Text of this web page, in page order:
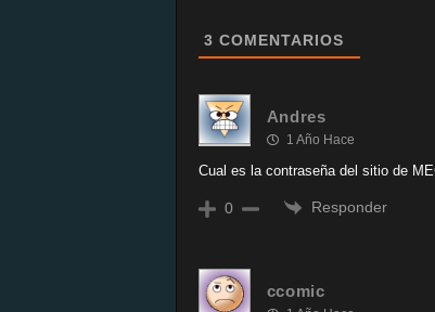
3 COMENTARIOS
Andres
1 Año Hace
Cual es la contraseña del sitio de
0 Responder
ccomic